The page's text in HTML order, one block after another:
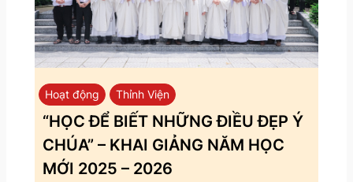
Hoạt động Thỉnh Viện
“HỌC ĐỂ BIẾT NHỮNG ĐIỀU ĐẸP Ý
CHÚA” – KHAI GIẢNG NĂM HỌC
MỚI 2025 – 2026